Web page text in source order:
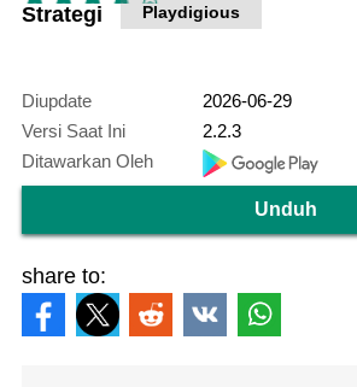
Strategi Playdigious
Diupdate
2026-06-29
Versi Saat Ini
2.2.3
Ditawarkan Oleh
Unduh
share to: